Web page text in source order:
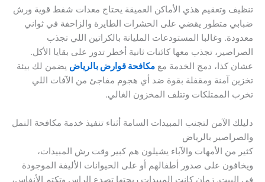
تنظيف وتعقيم هذي الأماكن العميقة يحتاج معدات شفط قوية ورش
ضبابي متطور يقضي على الحشرات الطايرة والزاحفة في ثواني
معدودة. وغالبا المستودعات المليانة بالكراتين اللي تجذب
الصراصير، تجذب معها كائنات ثانية أخطر تدور على بقايا الأكل.
عشان كذا، دمج الخدمة مع مكافحة قوارض بالرياض يضمن لك بيئة
تخزين آمنة ومقفلة بقوة ضد أي هجوم مفاجئ من الآفات اللي
تخرب الممتلكات وتتلف المخزون الغالي.
دليلك الآمن لتجنب المبيدات السامة أثناء تنفيذ خدمة مكافحة النمل
والصراصير بالرياض
كثير من الأمهات والآباء يشيلون هم كبير وقت رش المبيدات،
ويخافون على صدور أطفالهم أو على الحيوانات الأليفة الموجودة
في البيت. زمان كانت المبيدات ريحتها تصدع الراس وتكتم الأنفاس،